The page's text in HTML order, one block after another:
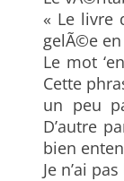
« Le livre
gelÃ©e
Le mot
Cette
un peu
D’autre
bien
Je n’ai